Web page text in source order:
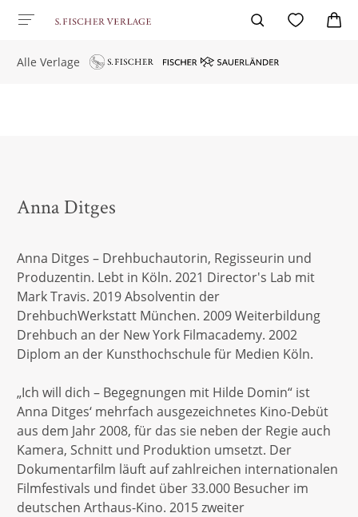
Alle Verlage
Anna Ditges
Anna Ditges – Drehbuchautorin, Regisseurin und
Produzentin. Lebt in Köln. 2021 Director's Lab mit
Mark Travis. 2019 Absolventin der
DrehbuchWerkstatt München. 2009 Weiterbildung
Drehbuch an der New York Filmacademy. 2002
Diplom an der Kunsthochschule für Medien Köln.
„Ich will dich – Begegnungen mit Hilde Domin“ ist
Anna Ditges‘ mehrfach ausgezeichnetes Kino-Debüt
aus dem Jahr 2008, für das sie neben der Regie auch
Kamera, Schnitt und Produktion umsetzt. Der
Dokumentarfilm läuft auf zahlreichen internationalen
Filmfestivals und findet über 33.000 Besucher im
deutschen Arthaus-Kino. 2015 zweiter